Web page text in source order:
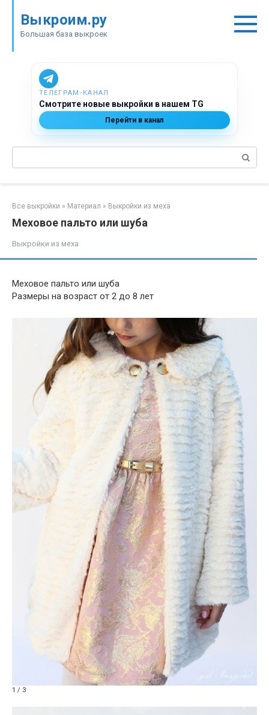
контенту
Выкроим.ру
Большая база выкроек
ТЕЛЕГРАМ‑КАНАЛ
Смотрите новые выкройки в нашем TG
Перейти в канал
Поиск:
Все выкройки » Материал » Выкройки из меха
Меховое пальто или шуба
Выкройки из меха
Меховое пальто или шуба
Размеры на возраст от 2 до 8 лет
1 / 3